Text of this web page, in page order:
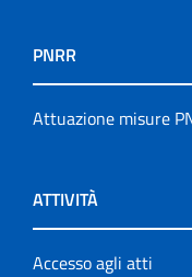
PNRR
Attuazione misure
ATTIVITÀ
Accesso agli atti